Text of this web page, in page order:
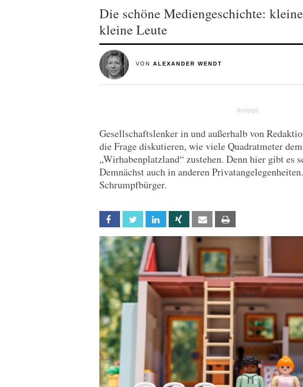
Die schöne Mediengeschichte:
kleine Leute
VON ALEXANDER WENDT
Gesellschaftslenker in und außerhalb von
die Frage diskutieren, wie viele Quadratmeter
„Wirhabenplatzland“ zustehen. Denn hier gibt es
Demnächst auch in anderen
Schrumpfbürger.
Facebook Twitter Linkedin Xing Email